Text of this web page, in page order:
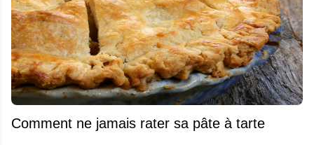
Comment ne jamais rater sa pâte à tarte